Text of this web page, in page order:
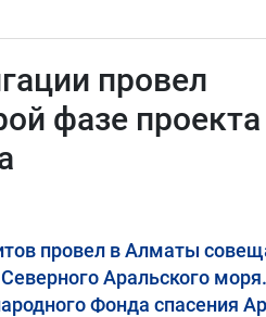
провел
фазе
провел в Алматы
Аральского
Фонда спасения